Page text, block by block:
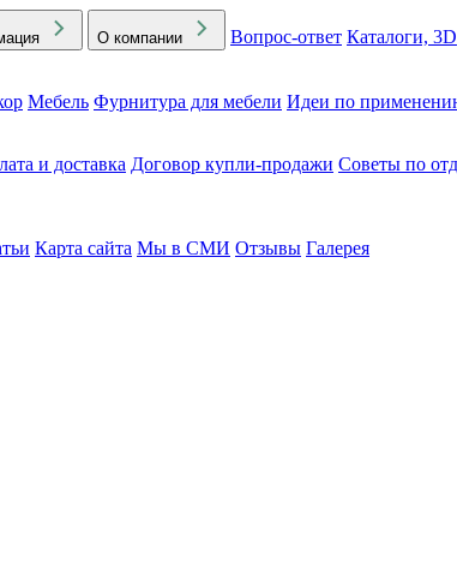
О компании Вопрос-ответ Каталоги, 3D
Мебель Фурнитура для мебели Идеи по
и доставка Договор купли-продажи Советы по
Карта сайта Мы в СМИ Отзывы Галерея